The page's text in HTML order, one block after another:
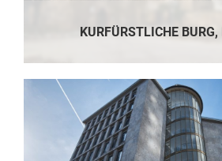
KURFÜRSTLICHE BURG,